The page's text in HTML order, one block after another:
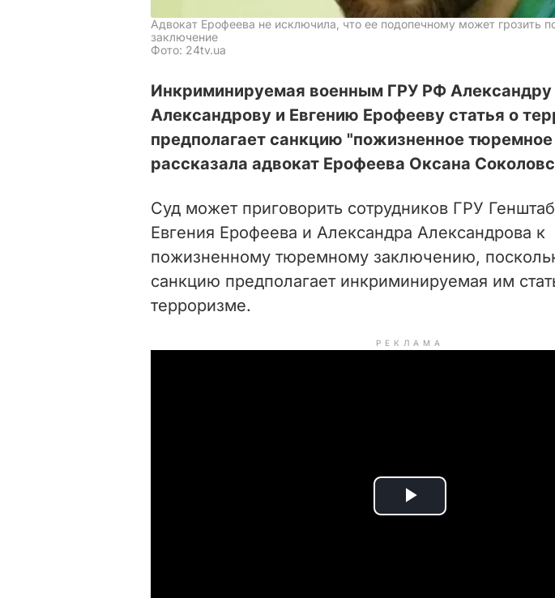
Адвокат Ерофеева не исключила, что ее подопечному может грозить
заключение
Фото: 24tv.ua
Инкриминируемая военным ГРУ РФ Александру
Александрову и Евгению Ерофееву статья о
предполагает санкцию "пожизненное
рассказала адвокат Ерофеева Оксана
Суд может приговорить сотрудников ГРУ
Евгения Ерофеева и Александра Александрова к
пожизненному тюремному заключению,
санкцию предполагает инкриминируемая им
терроризме.
РЕКЛАМА
P